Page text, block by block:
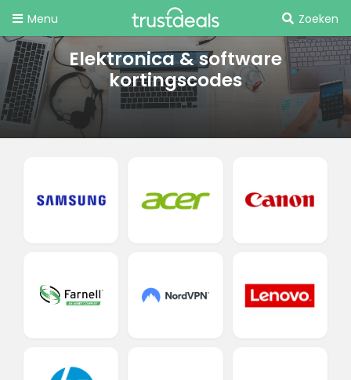
Menu Zoeken
Elektronica & software
kortingscodes